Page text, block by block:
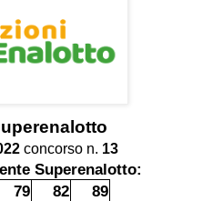
concorso n. 13
Superenalotto:
79 82 89